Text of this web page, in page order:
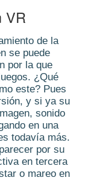
VR
de la
se puede
por la que
¿Qué
este? Pues
y si ya su
sonido
en una
todavía más.
por su
en tercera
o mareo en